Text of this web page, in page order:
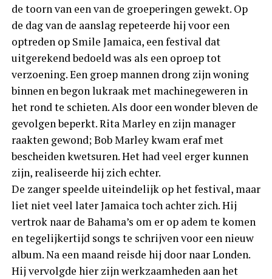
de toorn van een van de groeperingen gewekt. Op
de dag van de aanslag repeteerde hij voor een
optreden op Smile Jamaica, een festival dat
uitgerekend bedoeld was als een oproep tot
verzoening. Een groep mannen drong zijn woning
binnen en begon lukraak met machinegeweren in
het rond te schieten. Als door een wonder bleven de
gevolgen beperkt. Rita Marley en zijn manager
raakten gewond; Bob Marley kwam eraf met
bescheiden kwetsuren. Het had veel erger kunnen
zijn, realiseerde hij zich echter.
De zanger speelde uiteindelijk op het festival, maar
liet niet veel later Jamaica toch achter zich. Hij
vertrok naar de Bahama’s om er op adem te komen
en tegelijkertijd songs te schrijven voor een nieuw
album. Na een maand reisde hij door naar Londen.
Hij vervolgde hier zijn werkzaamheden aan het